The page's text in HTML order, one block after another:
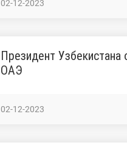
02-12-2023
Президент Узбекистана
ОАЭ
02-12-2023